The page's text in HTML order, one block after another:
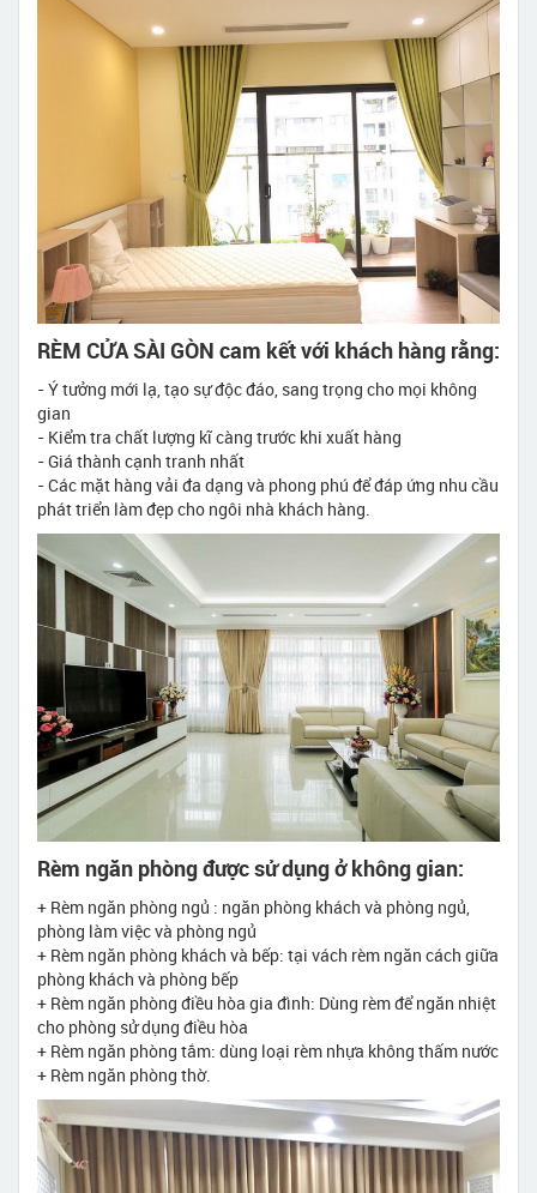
RÈM CỬA SÀI GÒN cam kết với khách hàng rằng:
- Ý tưởng mới lạ, tạo sự độc đáo, sang trọng cho mọi không
gian
- Kiểm tra chất lượng kĩ càng trước khi xuất hàng
- Giá thành cạnh tranh nhất
- Các mặt hàng vải đa dạng và phong phú để đáp ứng nhu cầu
phát triển làm đẹp cho ngôi nhà khách hàng.
Rèm ngăn phòng được sử dụng ở không gian:
+ Rèm ngăn phòng ngủ : ngăn phòng khách và phòng ngủ,
phòng làm việc và phòng ngủ
+ Rèm ngăn phòng khách và bếp: tại vách rèm ngăn cách giữa
phòng khách và phòng bếp
+ Rèm ngăn phòng điều hòa gia đình: Dùng rèm để ngăn nhiệt
cho phòng sử dụng điều hòa
+ Rèm ngăn phòng tắm: dùng loại rèm nhựa không thấm nước
+ Rèm ngăn phòng thờ.